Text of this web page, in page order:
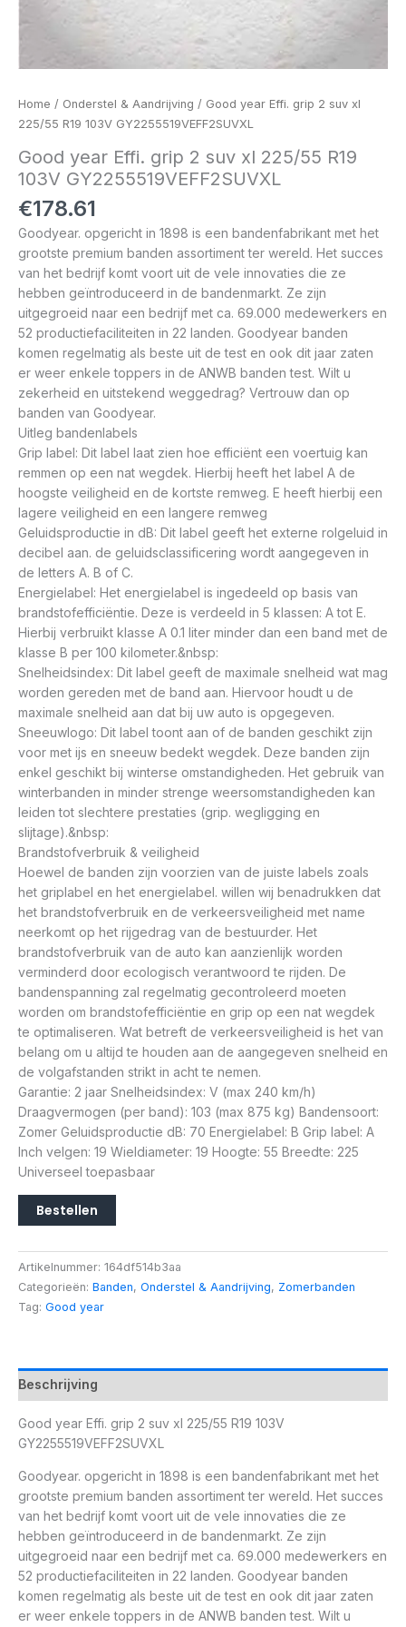
Home / Onderstel & Aandrijving / Good year Effi. grip 2 suv xl
225/55 R19 103V GY2255519VEFF2SUVXL
Good year Effi. grip 2 suv xl 225/55 R19
103V GY2255519VEFF2SUVXL
€178.61
Goodyear. opgericht in 1898 is een bandenfabrikant met het
grootste premium banden assortiment ter wereld. Het succes
van het bedrijf komt voort uit de vele innovaties die ze
hebben geïntroduceerd in de bandenmarkt. Ze zijn
uitgegroeid naar een bedrijf met ca. 69.000 medewerkers en
52 productiefaciliteiten in 22 landen. Goodyear banden
komen regelmatig als beste uit de test en ook dit jaar zaten
er weer enkele toppers in de ANWB banden test. Wilt u
zekerheid en uitstekend weggedrag? Vertrouw dan op
banden van Goodyear.
Uitleg bandenlabels
Grip label: Dit label laat zien hoe efficiënt een voertuig kan
remmen op een nat wegdek. Hierbij heeft het label A de
hoogste veiligheid en de kortste remweg. E heeft hierbij een
lagere veiligheid en een langere remweg
Geluidsproductie in dB: Dit label geeft het externe rolgeluid in
decibel aan. de geluidsclassificering wordt aangegeven in
de letters A. B of C.
Energielabel: Het energielabel is ingedeeld op basis van
brandstofefficiëntie. Deze is verdeeld in 5 klassen: A tot E.
Hierbij verbruikt klasse A 0.1 liter minder dan een band met de
klasse B per 100 kilometer.&nbsp:
Snelheidsindex: Dit label geeft de maximale snelheid wat mag
worden gereden met de band aan. Hiervoor houdt u de
maximale snelheid aan dat bij uw auto is opgegeven.
Sneeuwlogo: Dit label toont aan of de banden geschikt zijn
voor met ijs en sneeuw bedekt wegdek. Deze banden zijn
enkel geschikt bij winterse omstandigheden. Het gebruik van
winterbanden in minder strenge weersomstandigheden kan
leiden tot slechtere prestaties (grip. wegligging en
slijtage).&nbsp:
Brandstofverbruik & veiligheid
Hoewel de banden zijn voorzien van de juiste labels zoals
het griplabel en het energielabel. willen wij benadrukken dat
het brandstofverbruik en de verkeersveiligheid met name
neerkomt op het rijgedrag van de bestuurder. Het
brandstofverbruik van de auto kan aanzienlijk worden
verminderd door ecologisch verantwoord te rijden. De
bandenspanning zal regelmatig gecontroleerd moeten
worden om brandstofefficiëntie en grip op een nat wegdek
te optimaliseren. Wat betreft de verkeersveiligheid is het van
belang om u altijd te houden aan de aangegeven snelheid en
de volgafstanden strikt in acht te nemen.
Garantie: 2 jaar Snelheidsindex: V (max 240 km/h)
Draagvermogen (per band): 103 (max 875 kg) Bandensoort:
Zomer Geluidsproductie dB: 70 Energielabel: B Grip label: A
Inch velgen: 19 Wieldiameter: 19 Hoogte: 55 Breedte: 225
Universeel toepasbaar
Bestellen
Artikelnummer: 164df514b3aa
Categorieën: Banden, Onderstel & Aandrijving, Zomerbanden
Tag: Good year
Beschrijving
Good year Effi. grip 2 suv xl 225/55 R19 103V
GY2255519VEFF2SUVXL
Goodyear. opgericht in 1898 is een bandenfabrikant met het
grootste premium banden assortiment ter wereld. Het succes
van het bedrijf komt voort uit de vele innovaties die ze
hebben geïntroduceerd in de bandenmarkt. Ze zijn
uitgegroeid naar een bedrijf met ca. 69.000 medewerkers en
52 productiefaciliteiten in 22 landen. Goodyear banden
komen regelmatig als beste uit de test en ook dit jaar zaten
er weer enkele toppers in de ANWB banden test. Wilt u